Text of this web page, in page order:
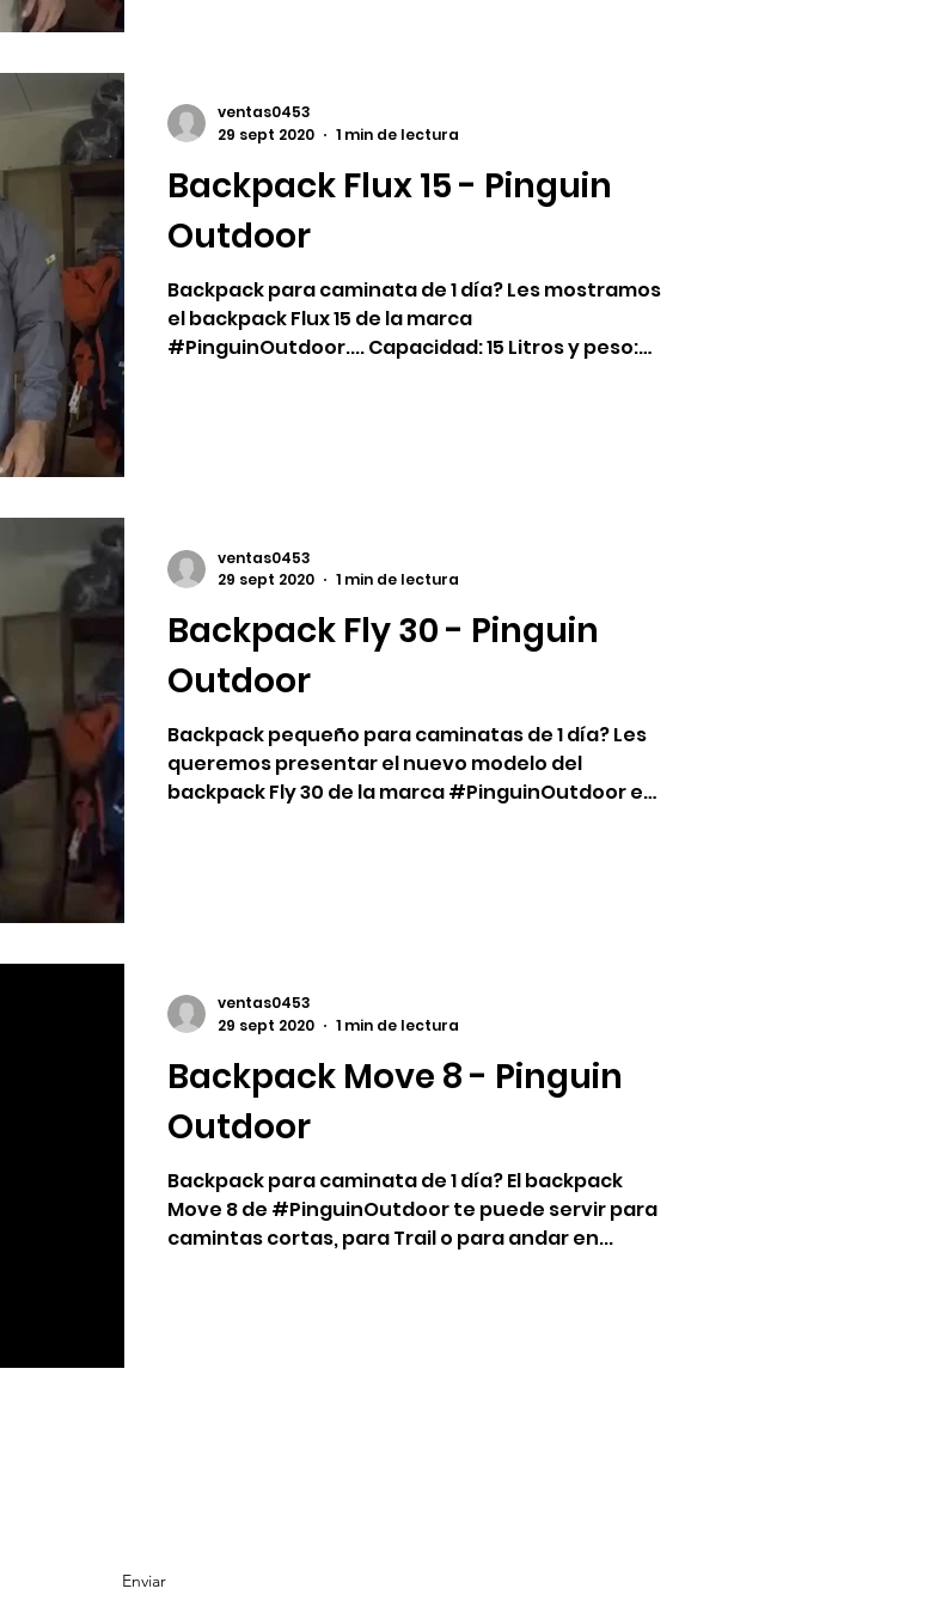
Backpack Flux 15 - Pinguin
Outdoor
Backpack para caminata de 1 día? Les mostramos
el backpack Flux 15 de la marca
#PinguinOutdoor.... Capacidad: 15 Litros y peso:
ventas0453
29 sept 2020
1 min de lectura
Backpack Fly 30 - Pinguin
Outdoor
Backpack pequeño para caminatas de 1 día? Les
queremos presentar el nuevo modelo del
backpack Fly 30 de la marca #PinguinOutdoor en
ventas0453
29 sept 2020
1 min de lectura
Backpack Move 8 - Pinguin
Outdoor
Backpack para caminata de 1 día? El backpack
Move 8 de #PinguinOutdoor te puede servir para
camintas cortas, para Trail o para andar en...
ventas0453
29 sept 2020
1 min de lectura
Enviar